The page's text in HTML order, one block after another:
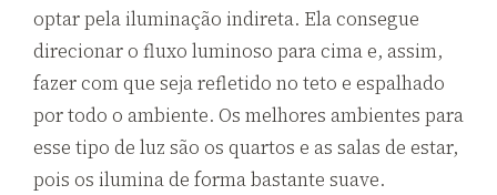
optar pela iluminação indireta. Ela consegue
direcionar o fluxo luminoso para cima e, assim,
fazer com que seja refletido no teto e espalhado
por todo o ambiente. Os melhores ambientes para
esse tipo de luz são os quartos e as salas de estar,
pois os ilumina de forma bastante suave.